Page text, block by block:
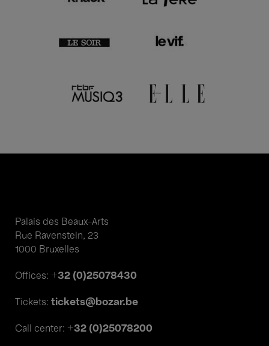
Palais des Beaux-Arts
Rue Ravenstein, 23
1000 Bruxelles
Offices: +32 (0)25078430
Tickets: tickets@bozar.be
Call center: +32 (0)25078200